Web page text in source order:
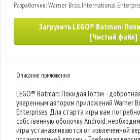
Разработчик: Warner Bros. International
Загрузить LEGO® Batman:
[Чистый файл]
Описание приложения
LEGO® Batman: Покидая Готэм -
уверенным автором приложений Warner
Enterprises. Для старта игры вам
собственную оболочку Android,
игры устанавливаются от извлеченной